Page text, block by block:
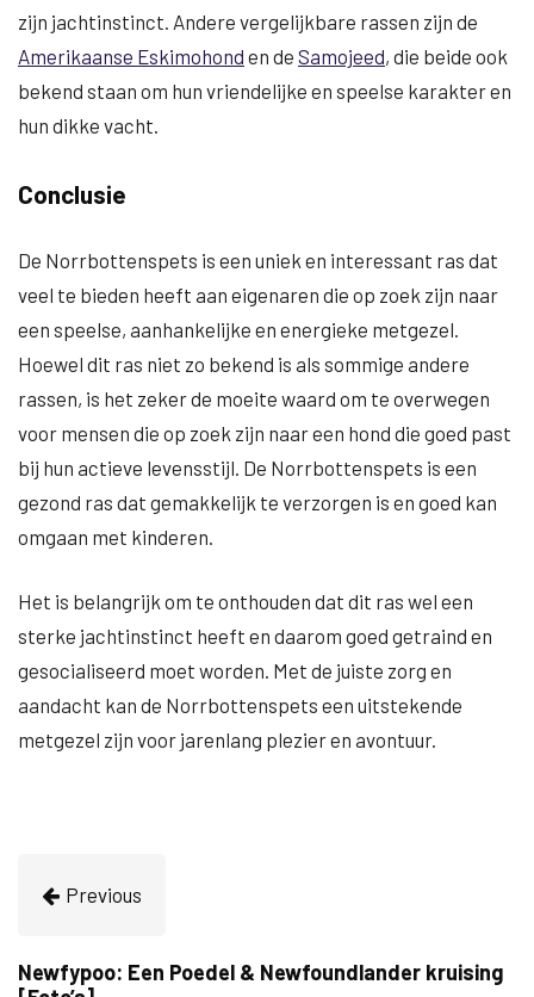
zijn jachtinstinct. Andere vergelijkbare rassen zijn de
Amerikaanse Eskimohond en de Samojeed, die beide ook
bekend staan om hun vriendelijke en speelse karakter en
hun dikke vacht.
Conclusie
De Norrbottenspets is een uniek en interessant ras dat
veel te bieden heeft aan eigenaren die op zoek zijn naar
een speelse, aanhankelijke en energieke metgezel.
Hoewel dit ras niet zo bekend is als sommige andere
rassen, is het zeker de moeite waard om te overwegen
voor mensen die op zoek zijn naar een hond die goed past
bij hun actieve levensstijl. De Norrbottenspets is een
gezond ras dat gemakkelijk te verzorgen is en goed kan
omgaan met kinderen.
Het is belangrijk om te onthouden dat dit ras wel een
sterke jachtinstinct heeft en daarom goed getraind en
gesocialiseerd moet worden. Met de juiste zorg en
aandacht kan de Norrbottenspets een uitstekende
metgezel zijn voor jarenlang plezier en avontuur.
Previous
Newfypoo: Een Poedel & Newfoundlander kruising